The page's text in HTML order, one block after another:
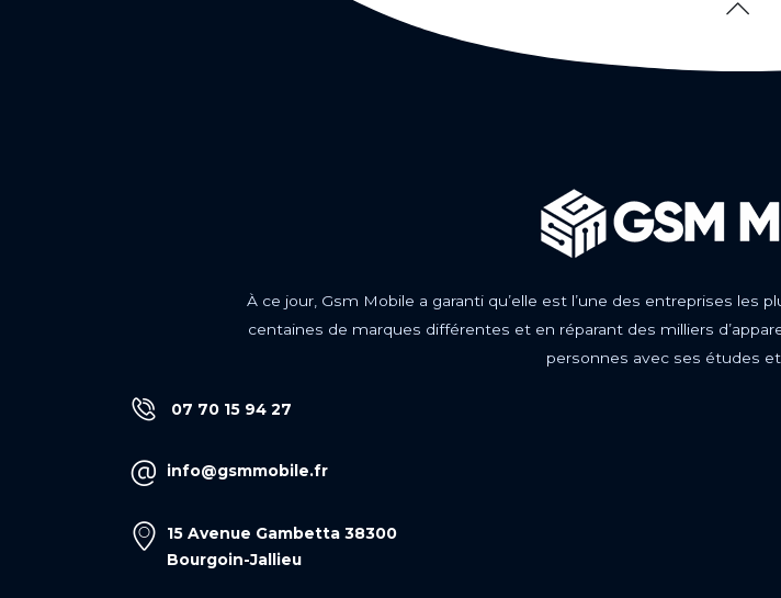
À ce jour, Gsm Mobile a garanti qu’elle est l’une des entreprises les
centaines de marques différentes et en réparant des milliers
personnes avec ses études
07 70 15 94 27
info@gsmmobile.fr
15 Avenue Gambetta 38300
Bourgoin-Jallieu